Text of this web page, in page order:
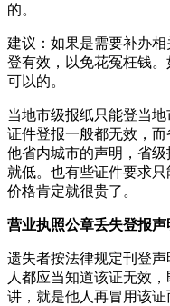
的。
建议：如果是需要补办
登有效，以免花冤枉钱
可以的。
当地市级报纸只能登当
证件登报一般都无效，
他省内城市的声明，省
就低。也有些证件要求
价格肯定就很贵了。
营业执照公章丢失登报声
遗失者按法律规定刊登
人都应当知道该证无效
讲，就是他人再冒用该